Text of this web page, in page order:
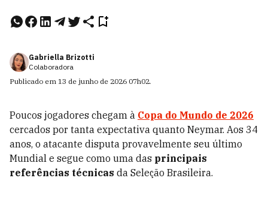
Gabriella Brizotti
Colaboradora
Publicado em 13 de junho de 2026 07h02.
Poucos jogadores chegam à Copa do Mundo de 2026
cercados por tanta expectativa quanto Neymar. Aos 34
anos, o atacante disputa provavelmente seu último
Mundial e segue como uma das principais
referências técnicas da Seleção Brasileira.